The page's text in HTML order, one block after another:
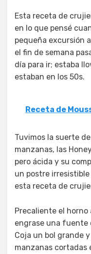
Esta receta de
en lo que pensé
pequeña excursión
el fin de semana
día para ir; estaba
estaban en los 50s.
Receta de
Tuvimos la suerte
manzanas, las
pero ácida y su
un postre
esta receta de
Precaliente el
engrase una fuente
Coja un bol grande
manzanas cortadas